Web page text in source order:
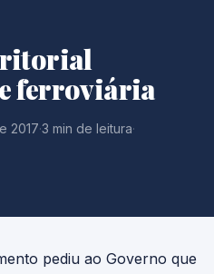
ferroviária
2017·3 min de leitura·
pediu ao Governo que